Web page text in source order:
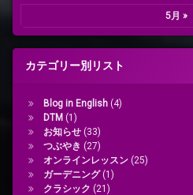
5月 »
カテゴリー別リスト
Blog in English(4)
DTM(1)
お知らせ(33)
つぶやき (27)
オンラインレッスン(25)
ガーデニング(1)
クラシック (21)